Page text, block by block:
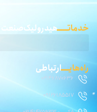
خدماتـــــهیدرولیک صنعت
راه‌هایــــارتباطی
02146870636
09126185517